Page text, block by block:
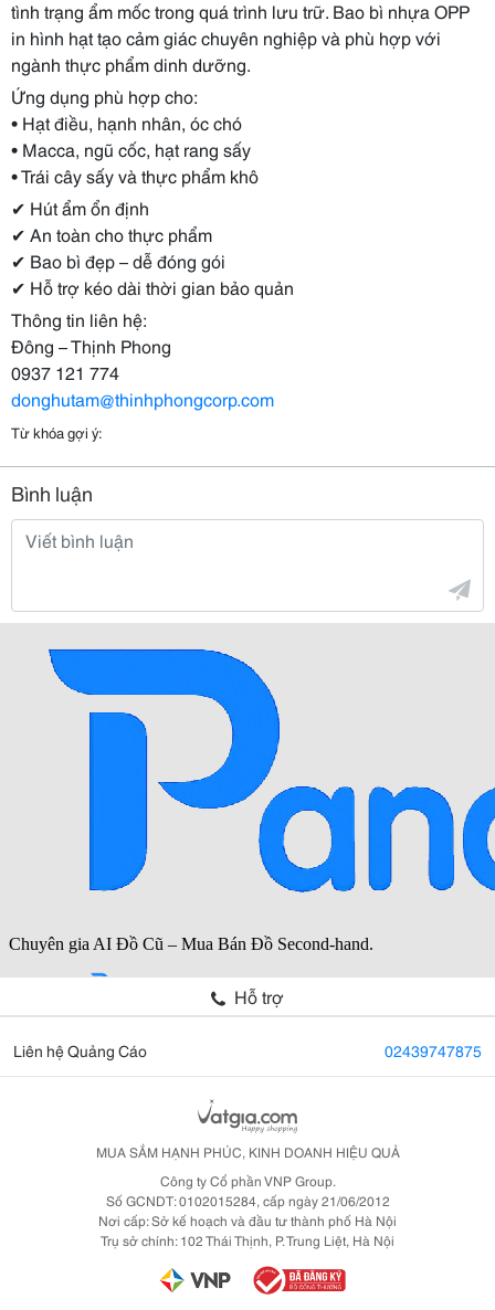
tình trạng ẩm mốc trong quá trình lưu trữ. Bao bì nhựa OPP
in hình hạt tạo cảm giác chuyên nghiệp và phù hợp với
ngành thực phẩm dinh dưỡng.
Ứng dụng phù hợp cho:
• Hạt điều, hạnh nhân, óc chó
• Macca, ngũ cốc, hạt rang sấy
• Trái cây sấy và thực phẩm khô
✔ Hút ẩm ổn định
✔ An toàn cho thực phẩm
✔ Bao bì đẹp – dễ đóng gói
✔ Hỗ trợ kéo dài thời gian bảo quản
Thông tin liên hệ:
Đông – Thịnh Phong
0937 121 774
donghutam@thinhphongcorp.com
Từ khóa gợi ý:
Bình luận
Hỗ trợ
Liên hệ Quảng Cáo 02439747875
MUA SẮM HẠNH PHÚC, KINH DOANH HIỆU QUẢ
Công ty Cổ phần VNP Group.
Số GCNDT: 0102015284, cấp ngày 21/06/2012
Nơi cấp: Sở kế hoạch và đầu tư thành phố Hà Nội
Trụ sở chính: 102 Thái Thịnh, P. Trung Liệt, Hà Nội